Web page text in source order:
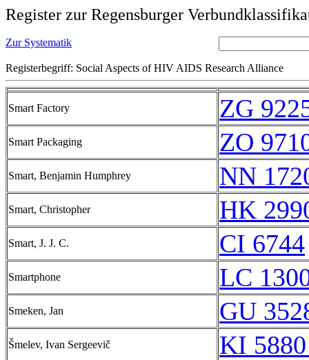
Register zur Regensburger
Zur Systematik
Registerbegriff: Social Aspects of HIV AIDS Research Alliance
Smart Factory ZG
Smart Packaging ZO
Smart, Benjamin Humphrey NN
Smart, Christopher HK
Smart, J. J. C. CI 6744
Smartphone LC
Smeken, Jan GU
Šmelev, Ivan Sergeevič KI